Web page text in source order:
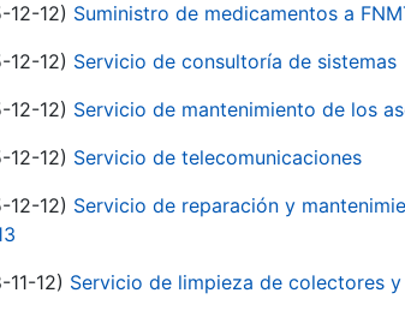
12-12) Suministro de medicamentos a
12-12) Servicio de consultoría de sistemas
12-12) Servicio de mantenimiento de los
12-12) Servicio de telecomunicaciones
12-12) Servicio de reparación y
11-12) Servicio de limpieza de colectores